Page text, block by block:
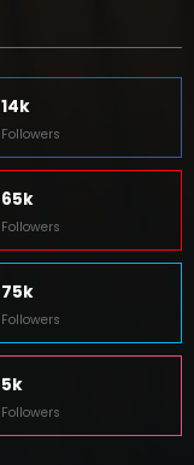
14k
Followers
65k
Followers
75k
Followers
5k
Followers